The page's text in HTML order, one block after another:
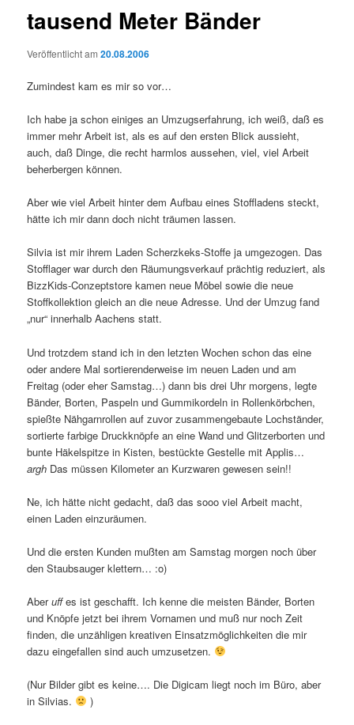
tausend Meter Bänder
Veröffentlicht am20.08.2006
Zumindest kam es mir so vor…
Ich habe ja schon einiges an Umzugserfahrung, ich weiß, daß es
immer mehr Arbeit ist, als es auf den ersten Blick aussieht,
auch, daß Dinge, die recht harmlos aussehen, viel, viel Arbeit
beherbergen können.
Aber wie viel Arbeit hinter dem Aufbau eines Stoffladens steckt,
hätte ich mir dann doch nicht träumen lassen.
Silvia ist mir ihrem Laden Scherzkeks-Stoffe ja umgezogen. Das
Stofflager war durch den Räumungsverkauf prächtig reduziert, als
BizzKids-Conzeptstore kamen neue Möbel sowie die neue
Stoffkollektion gleich an die neue Adresse. Und der Umzug fand
„nur“ innerhalb Aachens statt.
Und trotzdem stand ich in den letzten Wochen schon das eine
oder andere Mal sortierenderweise im neuen Laden und am
Freitag (oder eher Samstag…) dann bis drei Uhr morgens, legte
Bänder, Borten, Paspeln und Gummikordeln in Rollenkörbchen,
spießte Nähgarnrollen auf zuvor zusammengebaute Lochständer,
sortierte farbige Druckknöpfe an eine Wand und Glitzerborten und
bunte Häkelspitze in Kisten, bestückte Gestelle mit Applis…
argh Das müssen Kilometer an Kurzwaren gewesen sein!!
Ne, ich hätte nicht gedacht, daß das sooo viel Arbeit macht,
einen Laden einzuräumen.
Und die ersten Kunden mußten am Samstag morgen noch über
den Staubsauger klettern… :o)
Aberuffes ist geschafft. Ich kenne die meisten Bänder, Borten
und Knöpfe jetzt bei ihrem Vornamen und muß nur noch Zeit
finden, die unzähligen kreativen Einsatzmöglichkeiten die mir
dazu eingefallen sind auch umzusetzen.
(Nur Bilder gibt es keine…. Die Digicam liegt noch im Büro, aber
in Silvias.
)